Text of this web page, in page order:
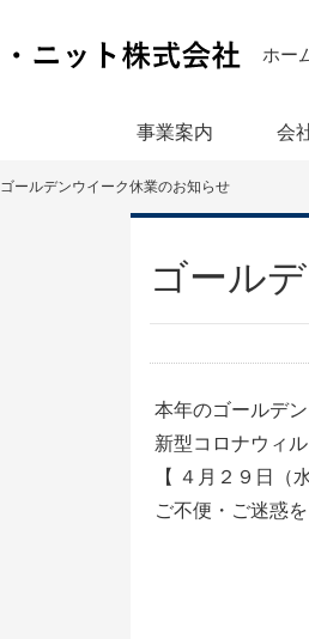
事業案内 会
ホー
ゴールデンウイーク休業のお知らせ
ゴール
本年のゴールデ
新型コロナウィ
【 ４月２９日（
ご不便・ご迷惑